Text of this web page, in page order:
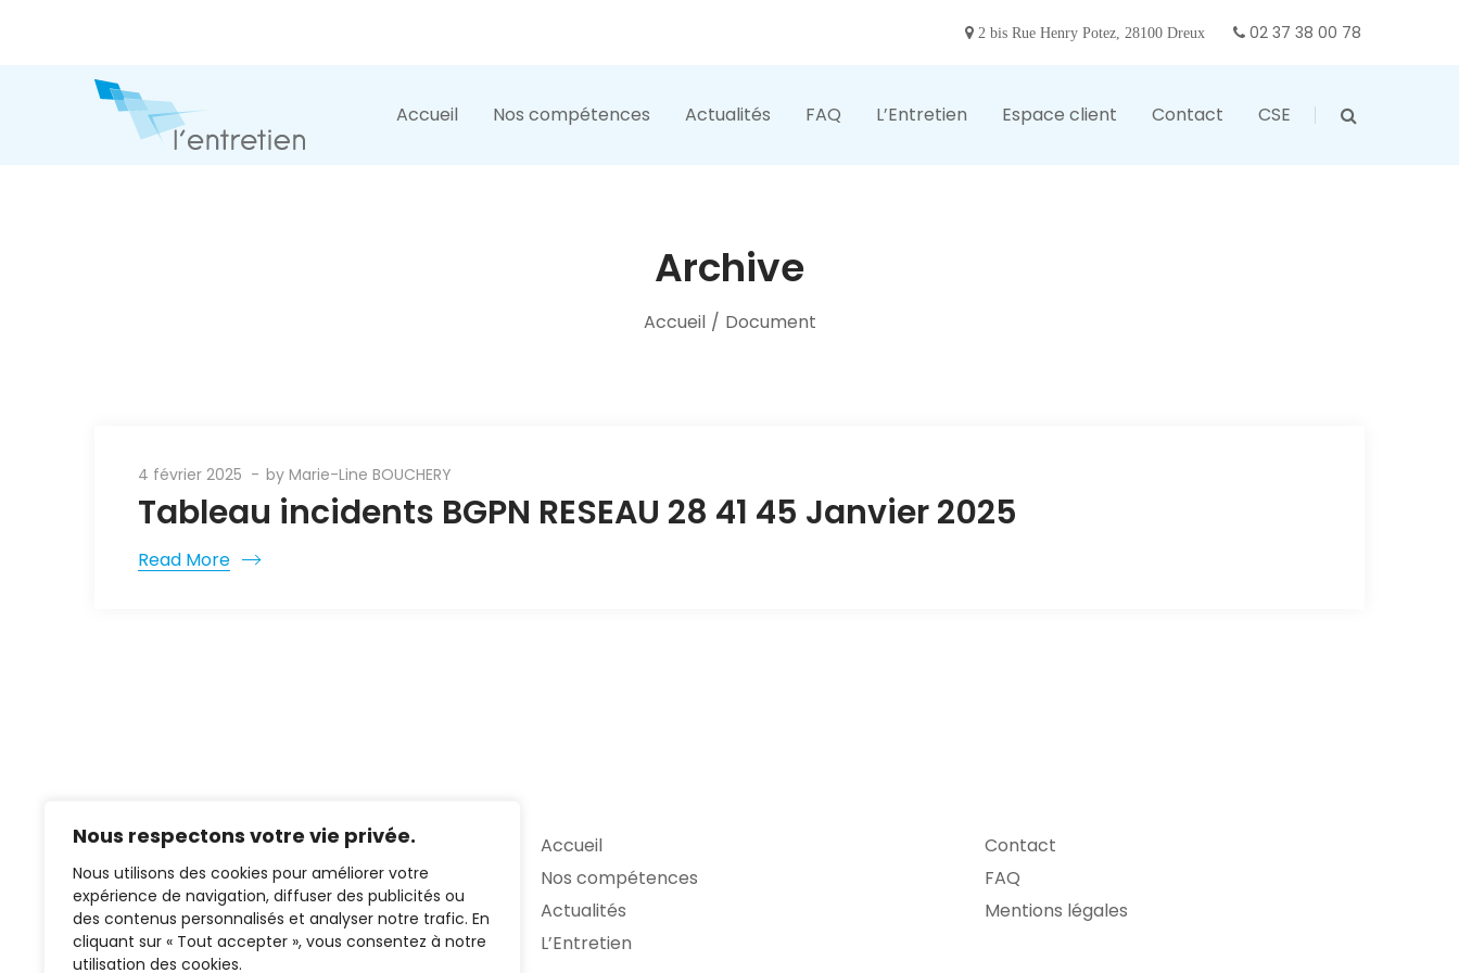
Nous respectons votre vie privée.
Nous utilisons des cookies pour améliorer votre
expérience de navigation, diffuser des publicités ou
des contenus personnalisés et analyser notre trafic. En
cliquant sur « Tout accepter », vous consentez à notre
utilisation des cookies.
2 bis Rue Henry Potez, 28100 Dreux 02 37 38 00 78
Accueil Nos compétences Actualités FAQ L’Entretien Espace client Contact CSE
Archive
Accueil / Document
4 février 2025 by Marie-Line BOUCHERY
Tableau incidents BGPN RESEAU 28 41 45 Janvier 2025
Read More
02 37 38 00 78
Accueil
Nos compétences
Actualités
L’Entretien
Contact
FAQ
Mentions légales